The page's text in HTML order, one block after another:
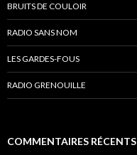
BRUITS DE COULOIR
RADIO SANS NOM
LES GARDES-FOUS
RADIO GRENOUILLE
COMMENTAIRES RÉCENTS